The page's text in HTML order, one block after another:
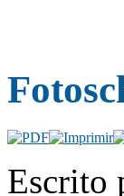
Escrito